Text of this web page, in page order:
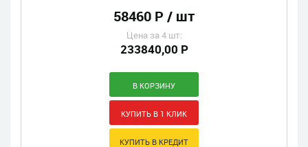
58460 Р / шт
Цена за 4 шт:
233840,00 Р